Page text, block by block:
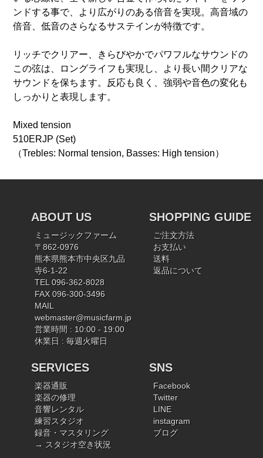
ンドする事で、より広がりのある倍音を実現。高音域の
倍音、低音のさらなるサステインが特徴です。
リッチでクリアー、きらびやかでパワフルなサウンドの
この弦は、ロングライフも実現し、より長い間クリアな
サウンドを保ちます。反応も良く、強弱や音色の変化も
しっかりと表現します。
Mixed tension
510ERJP (Set)
（Trebles: Normal tension, Basses: High tension）
ABOUT US
ミュージックファーム
〒862-0976
熊本県熊本市中央区九品
寺6-1-22
TEL 096-362-8028
FAX 096-300-3496
MAIL
webmaster@musicfarm.jp
営業時間 : 10:00 - 19:00
休業日 : 毎週火曜日
SHOPPING GUIDE
ご注文方法
お支払い
送料
返品について
SERVICES
楽器通販
楽器の修理
音響レンタル
練習スタジオ
録音・マスタリング
→ スタジオ空き状況
SNS
Facebook
Twitter
LINE
instagram
ブログ